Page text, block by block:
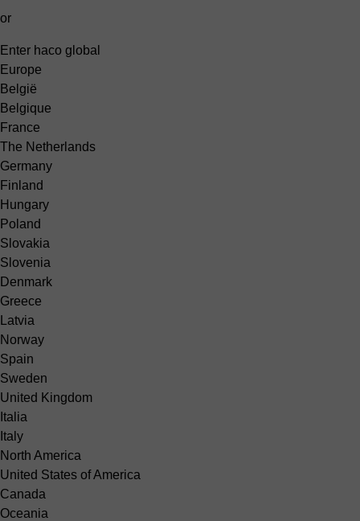
or
Enter haco global
Europe
België
Belgique
France
The Netherlands
Germany
Finland
Hungary
Poland
Slovakia
Slovenia
Denmark
Greece
Latvia
Norway
Spain
Sweden
United Kingdom
Italia
Italy
North America
United States of America
Canada
Oceania